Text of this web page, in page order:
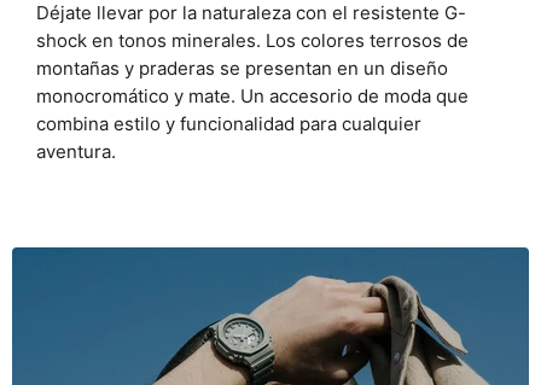
Déjate llevar por la naturaleza con el resistente G-
shock en tonos minerales. Los colores terrosos de
montañas y praderas se presentan en un diseño
monocromático y mate. Un accesorio de moda que
combina estilo y funcionalidad para cualquier
aventura.